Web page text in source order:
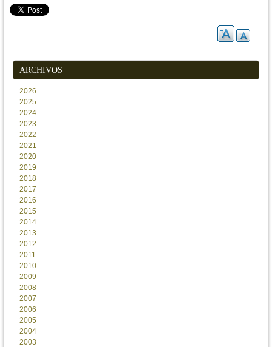
ARCHIVOS
2026
2025
2024
2023
2022
2021
2020
2019
2018
2017
2016
2015
2014
2013
2012
2011
2010
2009
2008
2007
2006
2005
2004
2003